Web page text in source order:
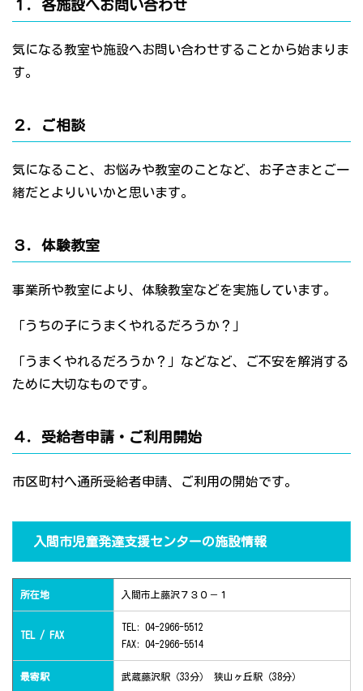
１．各施設へお問い合わせ
気になる教室や施設へお問い合わせすることから始まりま
す。
２．ご相談
気になること、お悩みや教室のことなど、お子さまとご一
緒だとよりいいかと思います。
３．体験教室
事業所や教室により、体験教室などを実施しています。
「うちの子にうまくやれるだろうか？」
「うまくやれるだろうか？」などなど、ご不安を解消する
ために大切なものです。
４．受給者申請・ご利用開始
市区町村へ通所受給者申請、ご利用の開始です。
入間市児童発達支援センターの施設情報
所在地 入間市上藤沢７３０－１
TEL / FAX
TEL: 04-2966-5512
FAX: 04-2966-5514
最寄駅 武蔵藤沢駅（33分） 狭山ヶ丘駅（38分）